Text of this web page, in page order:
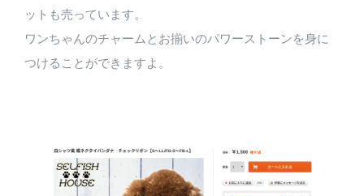
ットも売っています。
ワンちゃんのチャームとお揃いのパワーストーンを身に
つけることができますよ。